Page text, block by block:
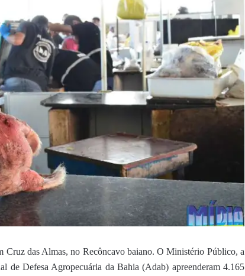
Cruz das Almas, no Recôncavo baiano. O Ministério Público, a
de Defesa Agropecuária da Bahia (Adab) apreenderam 4.165